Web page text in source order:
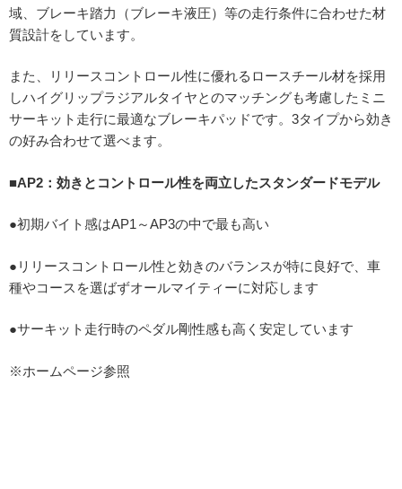
域、ブレーキ踏力（ブレーキ液圧）等の走行条件に合わせた材
質設計をしています。
また、リリースコントロール性に優れるロースチール材を採用
しハイグリップラジアルタイヤとのマッチングも考慮したミニ
サーキット走行に最適なブレーキパッドです。3タイプから効き
の好み合わせて選べます。
■AP2：効きとコントロール性を両立したスタンダードモデル
●初期バイト感はAP1～AP3の中で最も高い
●リリースコントロール性と効きのバランスが特に良好で、車
種やコースを選ばずオールマイティーに対応します
●サーキット走行時のペダル剛性感も高く安定しています
※ホームページ参照